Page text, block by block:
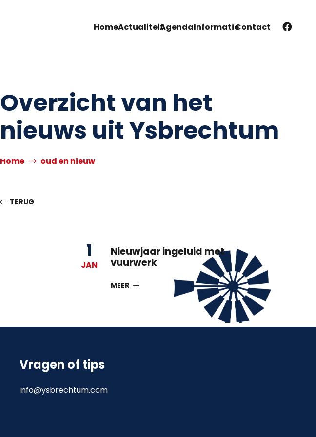
HomeActualiteitAgendaInformatieContact
Overzicht van het
nieuws uit Ysbrechtum
Home oud en nieuw
TERUG
1
JAN
Nieuwjaar ingeluid met
vuurwerk
MEER
Vragen of tips
info@ysbrechtum.com